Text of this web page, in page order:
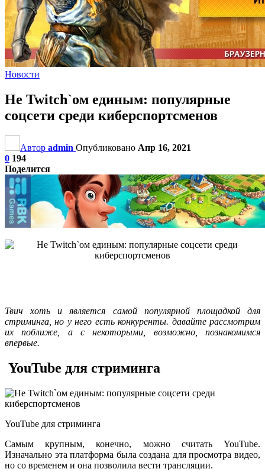
Новости
Не Twitch`ом единым: популярные
соцсети среди киберспортсменов
Автор admin Опубликовано Апр 16, 2021
0 194
Поделится
Твич хоть и является самой популярной площадкой для
стриминга, но у него есть конкуренты. давайте рассмотрим
их поближе, а с некоторыми, возможно, познакомимся
впервые.
YouTube для стриминга
YouTube для стриминга
Самым крупным, конечно, можно считать YouTube.
Изначально эта платформа была создана для просмотра видео,
но со временем и она позволила вести трансляции.